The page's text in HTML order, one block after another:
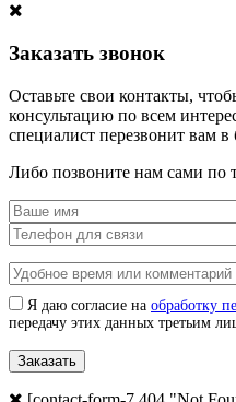
Заказать звонок
Оставьте свои контакты,
консультацию по всем
специалист перезвонит вам
Либо позвоните нам сами по
Я даю согласие на обработку
передачу этих данных третьим